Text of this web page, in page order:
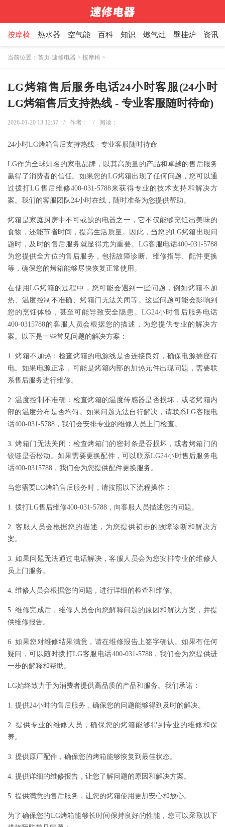
按摩椅 热水器 空气能 百科 知识 燃气灶 壁挂炉 资讯
当前位置： 首页-速修电器 > 按摩椅 >
LG烤箱售后服务电话24小时客服(24小时
LG烤箱售后支持热线 - 专业客服随时待命)
2026-01-20 13:12:57 / 作者： / 阅读：
24小时LG烤箱售后支持热线 - 专业客服随时待命
LG作为全球知名的家电品牌，以其高质量的产品和卓越的售后服务
赢得了消费者的信任。如果您的LG烤箱出现了任何问题，您可以通
过拨打LG售后维修400-031-5788来获得专业的技术支持和解决方
案。我们的客服团队24小时在线，随时准备为您提供帮助。
烤箱是家庭厨房中不可或缺的电器之一，它不仅能够烹饪出美味的
食物，还能节省时间，提高生活质量。因此，当您的LG烤箱出现问
题时，及时的售后服务就显得尤为重要。LG客服电话400-031-5788
为您提供全方位的售后服务，包括故障诊断、维修指导、配件更换
等，确保您的烤箱能够尽快恢复正常使用。
在使用LG烤箱的过程中，您可能会遇到一些问题，例如烤箱不加
热、温度控制不准确、烤箱门无法关闭等。这些问题可能会影响到
您的烹饪体验，甚至可能导致安全隐患。LG24小时售后服务电话
400-0315788的客服人员会根据您的描述，为您提供专业的解决方
案。以下是一些常见问题的解决方案：
1. 烤箱不加热：检查烤箱的电源线是否连接良好，确保电源插座有
电。如果电源正常，可能是烤箱内部的加热元件出现问题，需要联
系售后服务进行维修。
2. 温度控制不准确：检查烤箱的温度传感器是否损坏，或者烤箱内
部的温度分布是否均匀。如果问题无法自行解决，请联系LG客服电
话400-031-5788，我们会安排专业的维修人员上门检查。
3. 烤箱门无法关闭：检查烤箱门的密封条是否损坏，或者烤箱门的
铰链是否松动。如果需要更换配件，可以联系LG24小时售后服务电
话400-0315788，我们会为您提供配件更换服务。
当您需要LG烤箱售后服务时，请按照以下流程操作：
1. 拨打LG售后维修400-031-5788，向客服人员描述您的问题。
2. 客服人员会根据您的描述，为您提供初步的故障诊断和解决方
案。
3. 如果问题无法通过电话解决，客服人员会为您安排专业的维修人
员上门服务。
4. 维修人员会根据您的问题，进行详细的检查和维修。
5. 维修完成后，维修人员会向您解释问题的原因和解决方案，并提
供维修报告。
6. 如果您对维修结果满意，请在维修报告上签字确认。如果有任何
疑问，可以随时拨打LG客服电话400-031-5788，我们会为您提供进
一步的解释和帮助。
LG始终致力于为消费者提供高品质的产品和服务。我们承诺：
1. 提供24小时的售后服务，确保您的问题能够得到及时的解决。
2. 提供专业的维修人员，确保您的烤箱能够得到专业的维修和保
养。
3. 提供原厂配件，确保您的烤箱能够恢复到最佳状态。
4. 提供详细的维修报告，让您了解问题的原因和解决方案。
5. 提供满意的售后服务，让您的烤箱使用更加安心和放心。
为了确保您的LG烤箱能够长时间保持良好的性能，您可以采取以下